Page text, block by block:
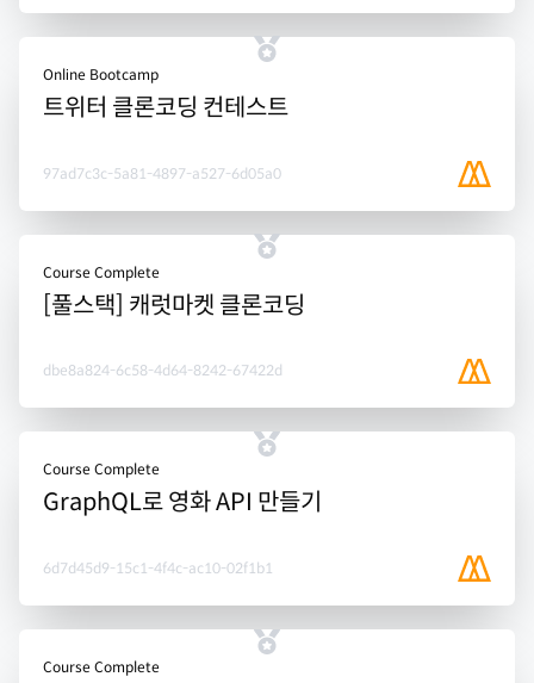
Online Bootcamp
트위터 클론코딩 컨테스트
97ad7c3c-5a81-4897-a527-6d05a0
Course Complete
[풀스택] 캐럿마켓 클론코딩
dbe8a824-6c58-4d64-8242-67422d
Course Complete
GraphQL로 영화 API 만들기
6d7d45d9-15c1-4f4c-ac10-02f1b1
Course Complete